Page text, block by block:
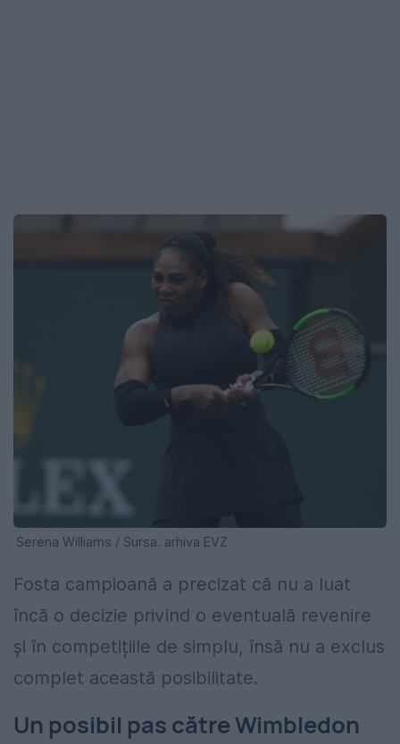
Serena Williams / Sursa. arhiva EVZ
Fosta campioană a precizat că nu a luat
încă o decizie privind o eventuală revenire
și în competițiile de simplu, însă nu a exclus
complet această posibilitate.
Un posibil pas către Wimbledon